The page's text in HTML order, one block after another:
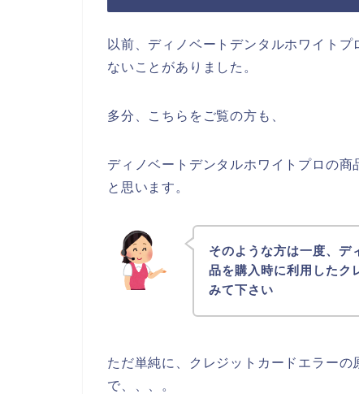
以前、ディノベートデンタルホワイト
ないことがありました。
多分、こちらをご覧の方も、
ディノベートデンタルホワイトプロの
と思います。
そのような方は一度、デ
品を購入時に利用したク
みて下さい
ただ単純に、クレジットカードエラー
で、、、。